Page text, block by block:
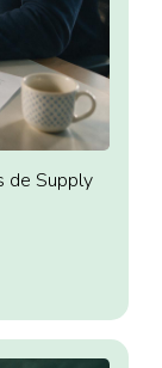
de Supply